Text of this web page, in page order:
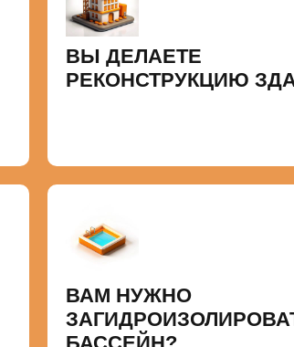
ВЫ ДЕЛАЕТЕ
РЕКОНСТРУКЦИЮ
ВАМ НУЖНО